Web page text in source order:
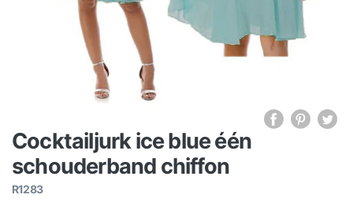
Cocktailjurk ice blue één
schouderband chiffon
R1283